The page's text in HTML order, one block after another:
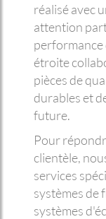
réalisé avec
attention
performance
étroite
pièces de
durables et
future.
Pour
clientèle,
services
systèmes de
systèmes